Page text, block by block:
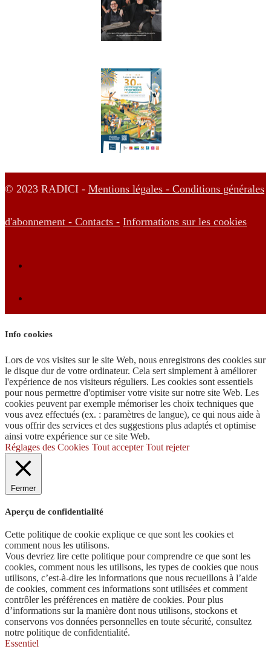
© 2023 RADICI - Mentions légales - Conditions générales
d'abonnement - Contacts - Informations sur les cookies
Info cookies
Lors de vos visites sur le site Web, nous enregistrons des cookies sur
le disque dur de votre ordinateur. Cela sert simplement à améliorer
l'expérience de nos visiteurs réguliers. Les cookies sont essentiels
pour nous permettre d'optimiser votre visite sur notre site Web. Les
cookies peuvent par exemple mémoriser les choix techniques que
vous avez effectués (ex. : paramètres de langue), ce qui nous aide à
vous offrir des services et des suggestions plus adaptés et optimise
ainsi votre expérience sur ce site Web.
Réglages des Cookies Tout accepter Tout rejeter
Fermer
Aperçu de confidentialité
Cette politique de cookie explique ce que sont les cookies et
comment nous les utilisons.
Vous devriez lire cette politique pour comprendre ce que sont les
cookies, comment nous les utilisons, les types de cookies que nous
utilisons, c’est-à-dire les informations que nous recueillons à l’aide
de cookies, comment ces informations sont utilisées et comment
contrôler les préférences en matière de cookies. Pour plus
d’informations sur la manière dont nous utilisons, stockons et
conservons vos données personnelles en toute sécurité, consultez
notre politique de confidentialité.
Essentiel